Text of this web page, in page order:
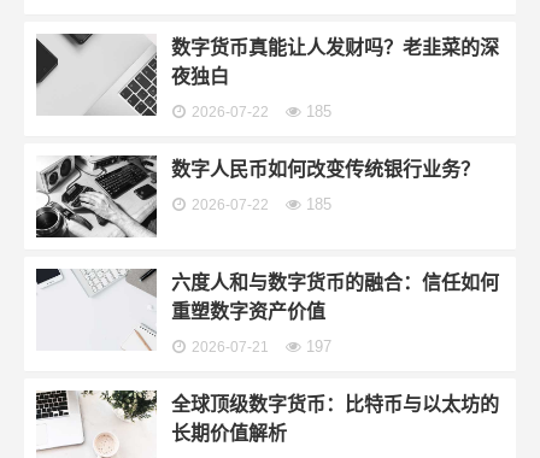
数字货币真能让人发财吗？老韭菜的深
夜独白
2026-07-22 185
数字人民币如何改变传统银行业务？
2026-07-22 185
六度人和与数字货币的融合：信任如何
重塑数字资产价值
2026-07-21 197
全球顶级数字货币：比特币与以太坊的
长期价值解析